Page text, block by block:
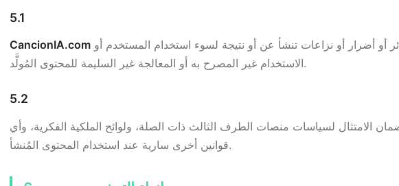
5.1
CancionIA.com
الاستخدام غير المصرح به أو المعالجة غير السليمة للمحتوى المُولَّد.
5.2
الامتثال لسياسات منصات الطرف الثالث ذات الصلة، ولوائح الملكية الفكرية، وأي
قوانين أخرى سارية عند استخدام المحتوى المُنشأ.